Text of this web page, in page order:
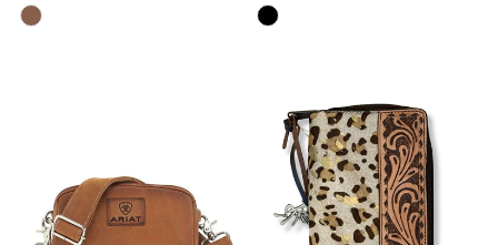
Farbe Farbe